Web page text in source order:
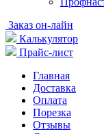
Заказ он-лайн
Калькулятор
Прайс-лист
Главная
Доставка
Оплата
Порезка
Отзывы